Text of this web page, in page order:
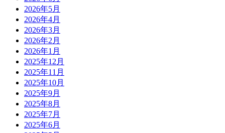
2026年5月
2026年4月
2026年3月
2026年2月
2026年1月
2025年12月
2025年11月
2025年10月
2025年9月
2025年8月
2025年7月
2025年6月